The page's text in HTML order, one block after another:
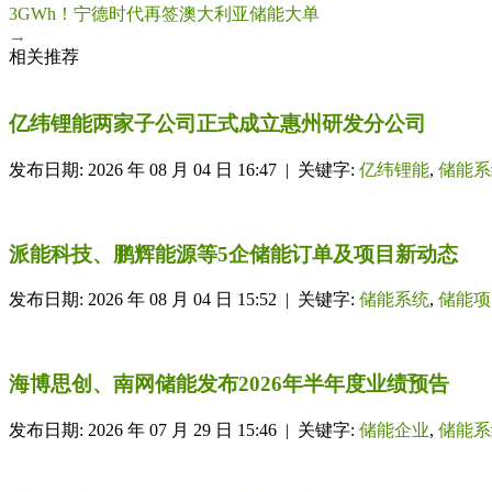
3GWh！宁德时代再签澳大利亚储能大单
→
相关推荐
亿纬锂能两家子公司正式成立惠州研发分公司
发布日期: 2026 年 08 月 04 日 16:47 | 关键字: 亿纬锂能, 储能
派能科技、鹏辉能源等5企储能订单及项目新动态
发布日期: 2026 年 08 月 04 日 15:52 | 关键字: 储能系统, 储能项
海博思创、南网储能发布2026年半年度业绩预告
发布日期: 2026 年 07 月 29 日 15:46 | 关键字: 储能企业, 储能